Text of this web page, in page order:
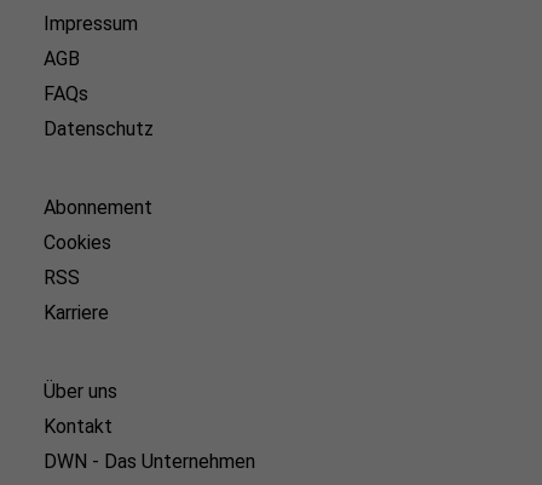
Impressum
AGB
FAQs
Datenschutz
Abonnement
Cookies
RSS
Karriere
Über uns
Kontakt
DWN - Das Unternehmen